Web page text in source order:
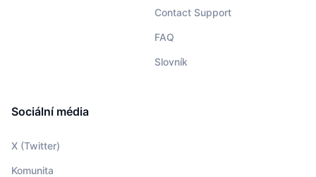
Contact Support
FAQ
Slovník
Sociální média
X (Twitter)
Komunita